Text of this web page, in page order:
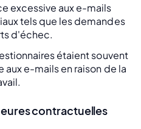
excessive aux e-mails
tels que les demandes
d'échec.
étaient souvent
aux e-mails en raison de la
contractuelles